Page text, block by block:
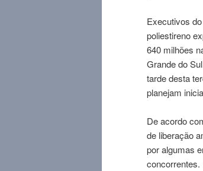
Executivos
poliestireno
640 milhões
Grande do
tarde desta
planejam
De acordo
de liberação
por algumas
concorrentes.